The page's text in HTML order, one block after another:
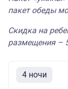
«Береста
Парк
Отель» 4
Шведский
пакет обеды
Скидка на
размещения –
4 ночи